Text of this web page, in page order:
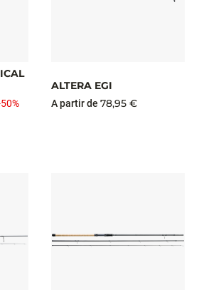
ALTERA EGI
A partir de 78,95 €